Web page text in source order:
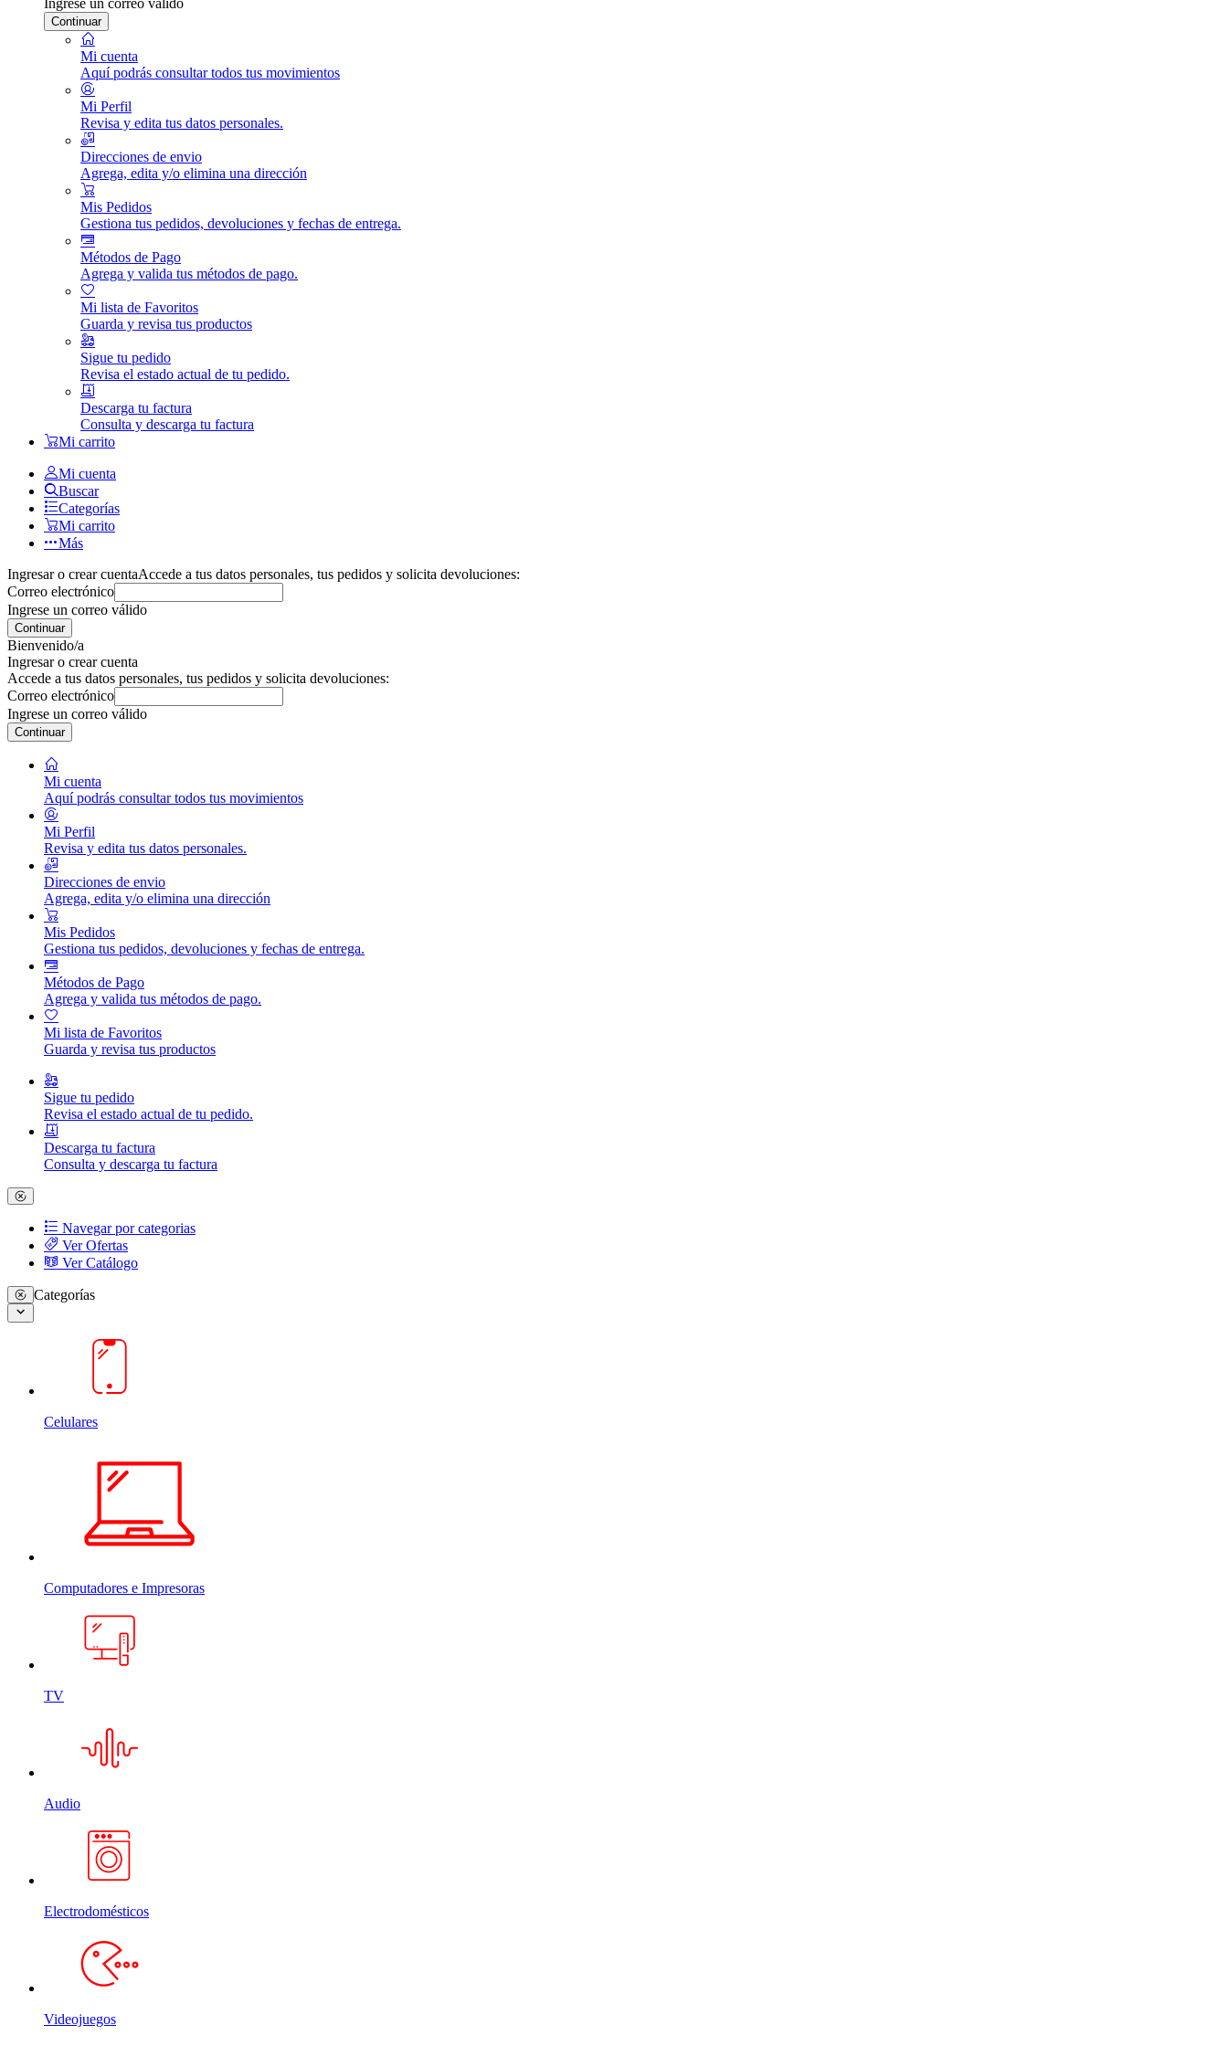
Continuar
Mi cuenta
Aquí podrás consultar todos tus movimientos
Mi Perfil
Revisa y edita tus datos personales.
Direcciones de envio
Agrega, edita y/o elimina una dirección
Mis Pedidos
Gestiona tus pedidos, devoluciones y fechas de entrega.
Métodos de Pago
Agrega y valida tus métodos de pago.
Mi lista de Favoritos
Guarda y revisa tus productos
Sigue tu pedido
Revisa el estado actual de tu pedido.
Descarga tu factura
Consulta y descarga tu factura
Mi carrito
Mi cuenta
Buscar
Categorías
Mi carrito
Más
Ingresar o crear cuentaAccede a tus datos personales, tus pedidos y solicita devoluciones:
Correo electrónico
Ingrese un correo válido
Continuar
Bienvenido/a
Ingresar o crear cuenta
Accede a tus datos personales, tus pedidos y solicita devoluciones:
Correo electrónico
Ingrese un correo válido
Continuar
Mi cuenta
Aquí podrás consultar todos tus movimientos
Mi Perfil
Revisa y edita tus datos personales.
Direcciones de envio
Agrega, edita y/o elimina una dirección
Mis Pedidos
Gestiona tus pedidos, devoluciones y fechas de entrega.
Métodos de Pago
Agrega y valida tus métodos de pago.
Mi lista de Favoritos
Guarda y revisa tus productos
Sigue tu pedido
Revisa el estado actual de tu pedido.
Descarga tu factura
Consulta y descarga tu factura
Navegar por categorias
Ver Ofertas
Ver Catálogo
Categorías
Celulares
Computadores e Impresoras
TV
Audio
Electrodomésticos
Videojuegos